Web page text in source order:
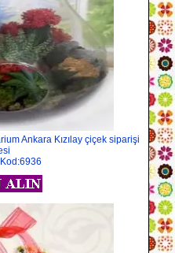
Ankara Kızılay çiçek siparişi